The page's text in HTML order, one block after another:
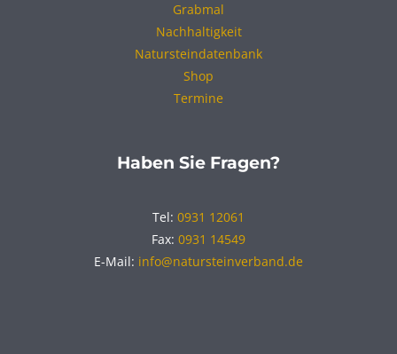
Grabmal
Nachhaltigkeit
Natursteindatenbank
Shop
Termine
Haben Sie Fragen?
Tel: 0931 12061
Fax: 0931 14549
E-Mail: info@natursteinverband.de